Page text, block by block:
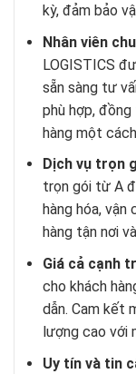
kỳ, đảm bảo
Nhân viên
LOGISTICS
sẵn sàng tư
phù hợp,
hàng một
Dịch vụ trọn
trọn gói từ A
hàng hóa, vận
hàng tận nơi
Giá cả cạnh
cho khách
dẫn. Cam kết
lượng cao với
Uy tín và tin